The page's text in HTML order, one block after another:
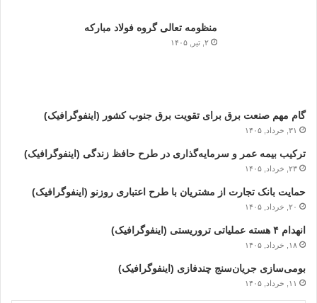
منظومه تعالی گروه فولاد مبارکه
۲, تیر, ۱۴۰۵
گام مهم صنعت برق برای تقویت برق جنوب کشور (اینفوگرافیک)
۳۱, خرداد, ۱۴۰۵
ترکیب بیمه عمر و سرمایه‌گذاری در طرح حافظ زندگی (اینفوگرافیک)
۲۳, خرداد, ۱۴۰۵
حمایت بانک تجارت از مشتریان با طرح اعتباری روزنو (اینفوگرافیک)
۲۰, خرداد, ۱۴۰۵
انهدام ۴ هسته عملیاتی تروریستی (اینفوگرافیک)
۱۸, خرداد, ۱۴۰۵
بومی‌سازی جریان‌سنج چندفازی (اینفوگرافیک)
۱۱, خرداد, ۱۴۰۵